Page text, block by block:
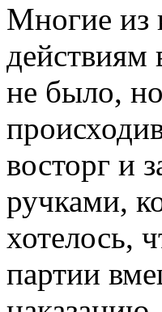
Многие из
действиям
не было,
восторг и
ручками,
хотелось,
партии